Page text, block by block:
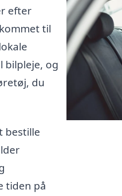
efter
til
bilpleje, og
du
bestille
tiden på